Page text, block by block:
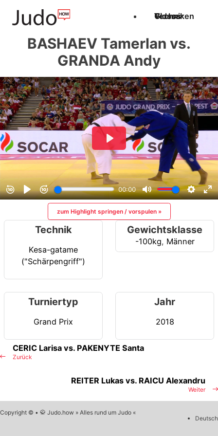
Techniken
Videos
Glossar
BASHAEV Tamerlan vs.
GRANDA Andy
zum Highlight springen / vorspulen »
Technik
Kesa-gatame
("Schärpengriff")
Gewichtsklasse
-100kg, Männer
Turniertyp
Grand Prix
Jahr
2018
Zurück
CERIC Larisa vs. PAKENYTE Santa
Weiter
REITER Lukas vs. RAICU Alexandru
Copyright © • 🥋 Judo.how » Alles rund um Judo «
Deutsch